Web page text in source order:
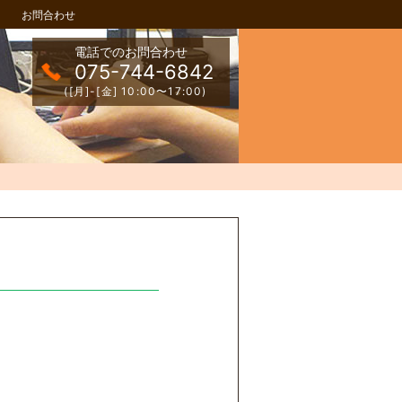
お問合わせ
電話でのお問合わせ
075-744-6842
([月]-[金] 10:00〜17:00)